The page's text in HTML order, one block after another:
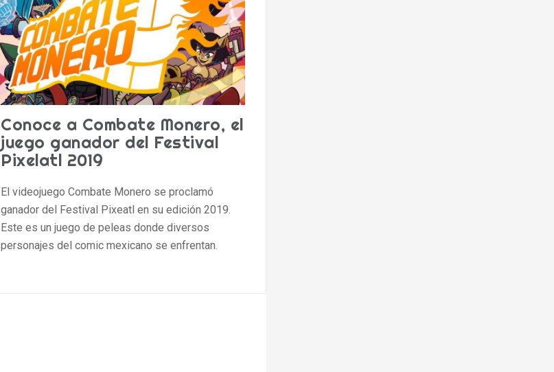
Conoce a Combate Monero, el
juego ganador del Festival
Pixelatl 2019
El videojuego Combate Monero se proclamó
ganador del Festival Pixeatl en su edición 2019.
Este es un juego de peleas donde diversos
personajes del comic mexicano se enfrentan.